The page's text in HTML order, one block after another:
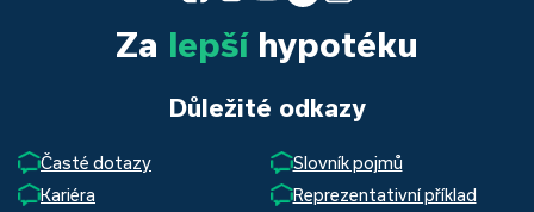
Za lepšíhypotéku
Důležité odkazy
Časté dotazy
Slovník pojmů
Kariéra
Reprezentativní příklad